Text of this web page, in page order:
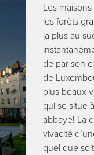
Les
les forêts
la plus au
de par son
de
plus beaux
qui se situe
abbaye! La
vivacité
quel que